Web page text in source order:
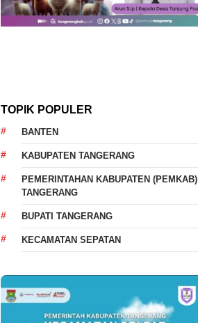
TOPIK POPULER
BANTEN
KABUPATEN TANGERANG
PEMERINTAHAN KABUPATEN (PEMKAB)
TANGERANG
BUPATI TANGERANG
KECAMATAN SEPATAN